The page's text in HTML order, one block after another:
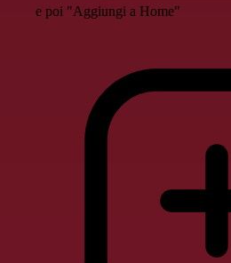
e poi "Aggiungi a Home"